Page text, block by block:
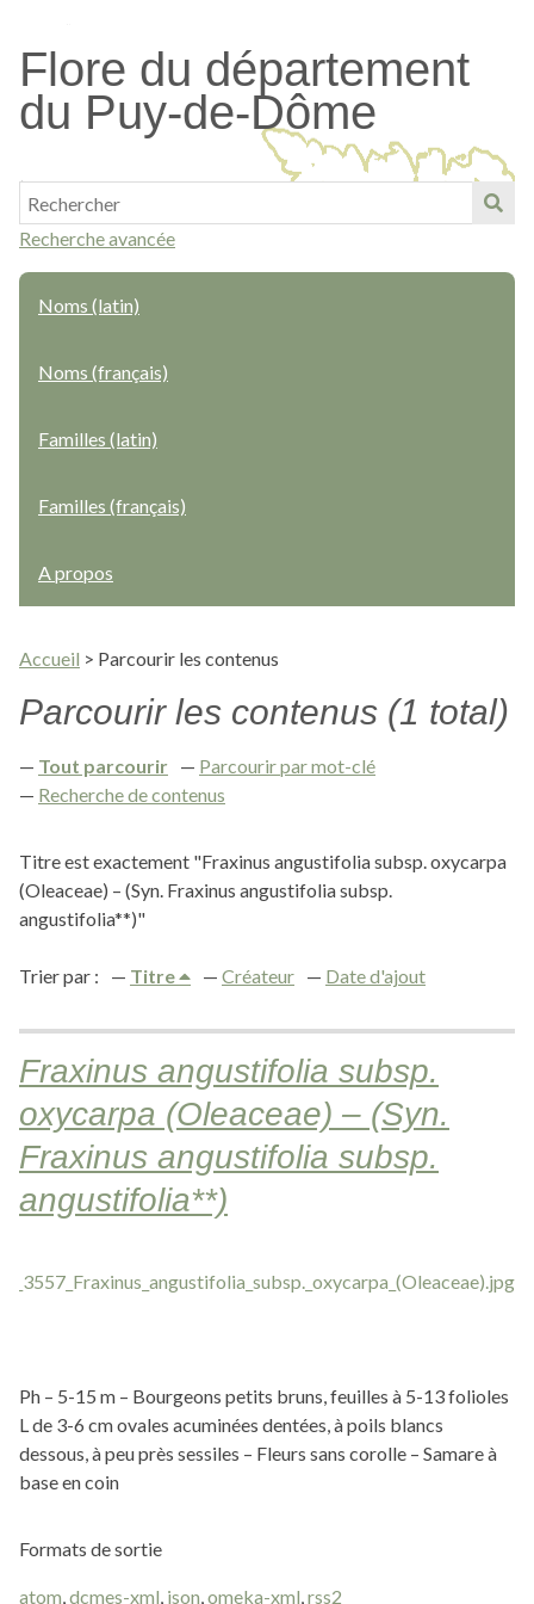
contenu
principal
Flore du département
du Puy-de-Dôme
Recherche avancée
Noms (latin)
Noms (français)
Familles (latin)
Familles (français)
A propos
Accueil > Parcourir les contenus
Parcourir les contenus (1 total)
Tout parcourir
Parcourir par mot-clé
Recherche de contenus
Titre est exactement "Fraxinus angustifolia subsp. oxycarpa
(Oleaceae) – (Syn. Fraxinus angustifolia subsp.
angustifolia**)"
Trier par : Titre Créateur Date d'ajout
Fraxinus angustifolia subsp.
oxycarpa (Oleaceae) – (Syn.
Fraxinus angustifolia subsp.
angustifolia**)
Ph – 5-15 m – Bourgeons petits bruns, feuilles à 5-13 folioles
L de 3-6 cm ovales acuminées dentées, à poils blancs
dessous, à peu près sessiles – Fleurs sans corolle – Samare à
base en coin
Formats de sortie
atom,dcmes-xml, json,omeka-xml,rss2